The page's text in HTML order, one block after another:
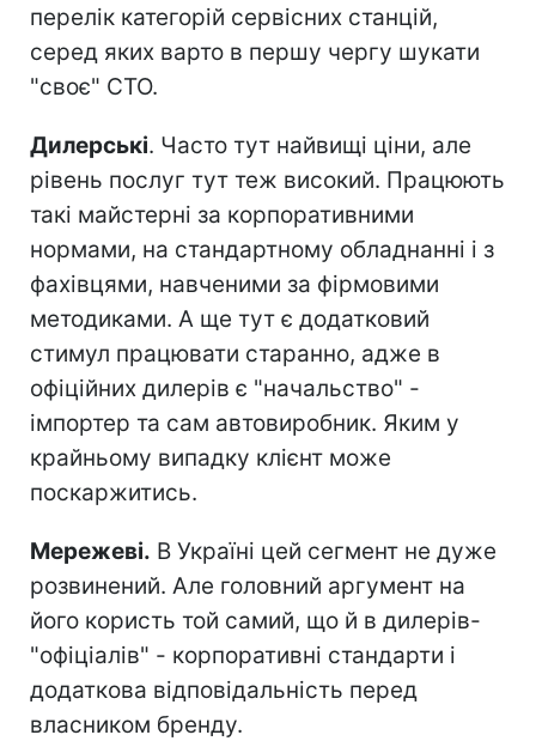
перелік категорій сервісних станцій,
серед яких варто в першу чергу шукати
"своє" СТО.
Дилерські. Часто тут найвищі ціни, але
рівень послуг тут теж високий. Працюють
такі майстерні за корпоративними
нормами, на стандартному обладнанні і з
фахівцями, навченими за фірмовими
методиками. А ще тут є додатковий
стимул працювати старанно, адже в
офіційних дилерів є "начальство" -
імпортер та сам автовиробник. Яким у
крайньому випадку клієнт може
поскаржитись.
Мережеві. В Україні цей сегмент не дуже
розвинений. Але головний аргумент на
його користь той самий, що й в дилерів-
"офіціалів" - корпоративні стандарти і
додаткова відповідальність перед
власником бренду.